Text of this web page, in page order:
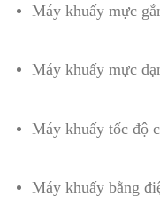
Máy khuấy mực
Máy khuấy mực
Máy khuấy tốc độ
Máy khuấy bằng